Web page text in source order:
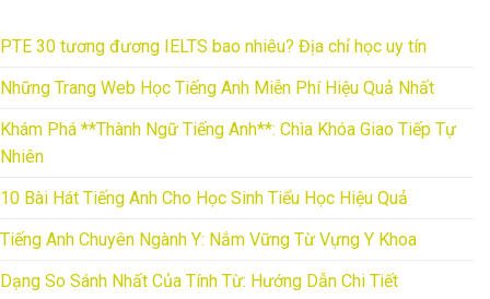
PTE 30 tương đương IELTS bao nhiêu? Địa chỉ học uy tín
Những Trang Web Học Tiếng Anh Miễn Phí Hiệu Quả Nhất
Khám Phá **Thành Ngữ Tiếng Anh**: Chìa Khóa Giao Tiếp Tự
Nhiên
10 Bài Hát Tiếng Anh Cho Học Sinh Tiểu Học Hiệu Quả
Tiếng Anh Chuyên Ngành Y: Nắm Vững Từ Vựng Y Khoa
Dạng So Sánh Nhất Của Tính Từ: Hướng Dẫn Chi Tiết